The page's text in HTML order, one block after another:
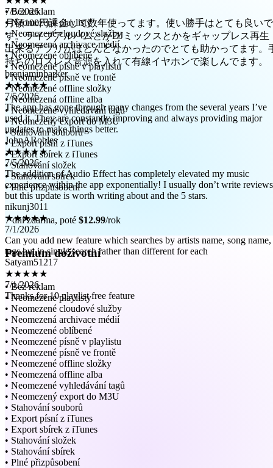
す。ライブアルバムとかDJミックスとかをギャップレス再生
出来るアプリがほとんどなかったのでとても助かってます。
持ちのロスレス音源を入れて有線イヤホンで楽しんでます。
brenjaminbarker
★★★★★
7/5/2026
The app has gone through many changes from the several years I’ve
used it. They are constantly improving and always providing major
updates to make things better.
JohnARobles
★★★★★
7/5/2026
The addition of Audio Effect has completely elevated my music
experience within the app exponentially! I usually don’t write
but this update is worth writing about and the 5 stars.
nikunj3011
★★★★★
7/1/2026
Can you add new feature which searches by artists name, song name,
tags but in single search rather than different for each
Satyam51217
★★★★★
7/1/2026
Thanks for 10 playlist free feature
• Bez reklam
• Neomezené playlisty
• Neomezené cloudové služby
• Neomezená archivace médií
• Neomezené oblíbené
• Neomezené písně v playlistu
• Neomezené písně ve frontě
• Neomezené offline složky
• Neomezená offline alba
• Neomezené vyhledávání tagů
• Neomezený export do M3U
• Stahování souborů
• Export písní z iTunes
• Export sbírek z iTunes
• Stahování složek
• Stahování sbírek
• Plné přizpůsobení
7 dní zdarma, poté $12.99/rok
Premium doživotní
• Bez reklam
• Neomezené playlisty
• Neomezené cloudové služby
• Neomezená archivace médií
• Neomezené oblíbené
• Neomezené písně v playlistu
• Neomezené písně ve frontě
• Neomezené offline složky
• Neomezená offline alba
• Neomezené vyhledávání tagů
• Neomezený export do M3U
• Stahování souborů
• Export písní z iTunes
• Export sbírek z iTunes
• Stahování složek
• Stahování sbírek
• Plné přizpůsobení